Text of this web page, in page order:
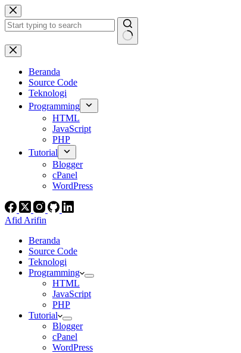
Skip
to
content
No
results
Beranda
Source Code
Teknologi
Programming
HTML
JavaScript
PHP
Tutorial
Blogger
cPanel
WordPress
Afid Arifin
Beranda
Source Code
Teknologi
Programming
HTML
JavaScript
PHP
Tutorial
Blogger
cPanel
WordPress